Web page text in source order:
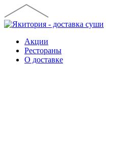
Акции
Рестораны
О доставке